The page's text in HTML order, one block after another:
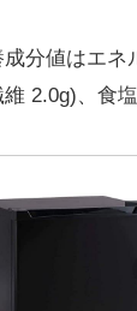
分値はエネ
2.0g)、食